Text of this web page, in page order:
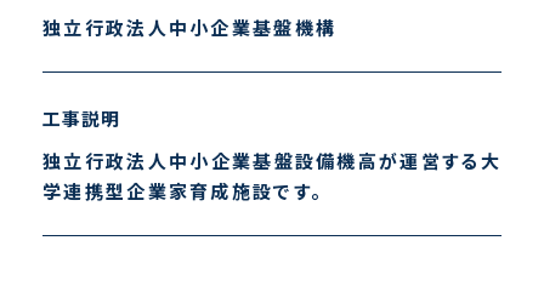
独立行政法人中小企業基盤機構
工事説明
独立行政法人中小企業基盤設備機高が運営する大
学連携型企業家育成施設です。